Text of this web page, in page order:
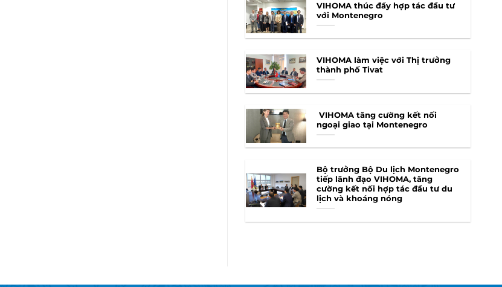
VIHOMA thúc đẩy hợp tác đầu tư
với Montenegro
VIHOMA làm việc với Thị trưởng
thành phố Tivat
VIHOMA tăng cường kết nối
ngoại giao tại Montenegro
Bộ trưởng Bộ Du lịch Montenegro
tiếp lãnh đạo VIHOMA, tăng
cường kết nối hợp tác đầu tư du
lịch và khoáng nóng